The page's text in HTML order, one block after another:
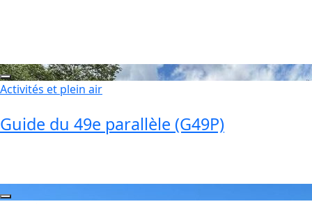
Activités et plein air
Guide du 49e parallèle (G49P)